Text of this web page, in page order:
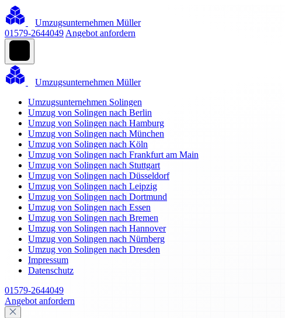
Umzugsunternehmen Müller
01579-2644049 Angebot anfordern
Umzugsunternehmen Müller
Umzugsunternehmen Solingen
Umzug von Solingen nach Berlin
Umzug von Solingen nach Hamburg
Umzug von Solingen nach München
Umzug von Solingen nach Köln
Umzug von Solingen nach Frankfurt am Main
Umzug von Solingen nach Stuttgart
Umzug von Solingen nach Düsseldorf
Umzug von Solingen nach Leipzig
Umzug von Solingen nach Dortmund
Umzug von Solingen nach Essen
Umzug von Solingen nach Bremen
Umzug von Solingen nach Hannover
Umzug von Solingen nach Nürnberg
Umzug von Solingen nach Dresden
Impressum
Datenschutz
01579-2644049
Angebot anfordern